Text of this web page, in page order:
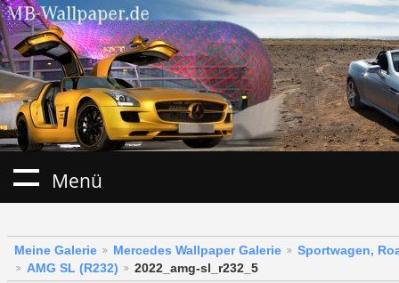
Menü
Meine Galerie Mercedes Wallpaper Galerie
Sportwagen,
AMG SL (R232)
2022_amg-sl_r232_5